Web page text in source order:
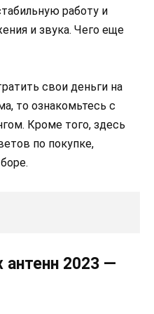
работу и
и звука. Чего еще
свои деньги на
то ознакомьтесь с
Кроме того, здесь
по покупке,
антенн 2023 —